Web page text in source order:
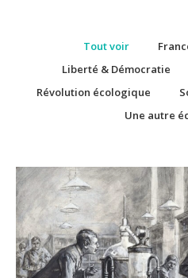
Tout voir
Liberté & Démocratie
Révolution écologique
Une autre